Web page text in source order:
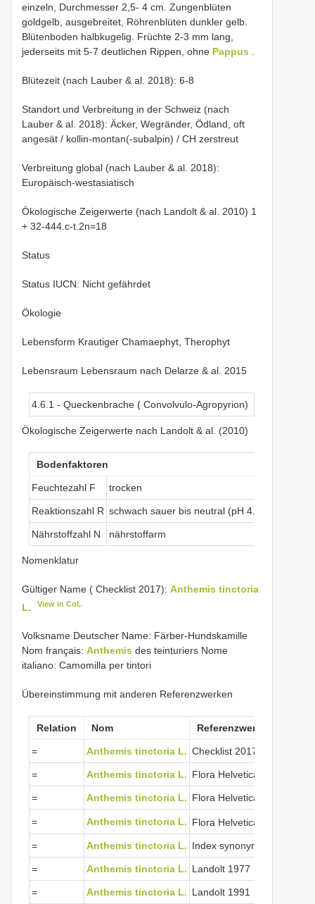
einzeln, Durchmesser 2,5- 4 cm. Zungenblüten
goldgelb, ausgebreitet, Röhrenblüten dunkler gelb.
Blütenboden halbkugelig. Früchte 2-3 mm lang,
jederseits mit 5-7 deutlichen Rippen, ohne Pappus
Blütezeit (nach Lauber & al. 2018): 6-8
Standort und Verbreitung in der Schweiz (nach
Lauber & al. 2018): Äcker, Wegränder, Ödland, oft
angesät / kollin-montan(-subalpin) / CH zerstreut
Verbreitung global (nach Lauber & al. 2018):
Europäisch-westasiatisch
Ökologische Zeigerwerte (nach Landolt & al. 2010) 1
+ 32-444.c-t.2n=18
Status
Status IUCN: Nicht gefährdet
Ökologie
Lebensform Krautiger Chamaephyt, Therophyt
Lebensraum Lebensraum nach Delarze & al. 2015
4.6.1 - Queckenbrache ( Convolvulo-Agropyrion)
Ökologische Zeigerwerte nach Landolt & al. (2010)
Bodenfaktoren
Feuchtezahl F trocken
Reaktionszahl R schwach sauer bis neutral (pH 4.5-7.5)
Nährstoffzahl N nährstoffarm
Nomenklatur
Gültiger Name ( Checklist 2017): Anthemis tinctoria
L.
View in CoL
Volksname Deutscher Name: Färber-Hundskamille
Nom français: Anthemis des teinturiers Nome
italiano: Camomilla per tintori
Übereinstimmung mit anderen Referenzwerken
Relation Nom Referenzwerke
= Anthemis tinctoria L. Checklist 2017
= Anthemis tinctoria L. Flora Helvetica 2001
= Anthemis tinctoria L. Flora Helvetica 2012
= Anthemis tinctoria L. Flora Helvetica 2018
= Anthemis tinctoria L. Index synonymique 1996
= Anthemis tinctoria L. Landolt 1977
= Anthemis tinctoria L. Landolt 1991